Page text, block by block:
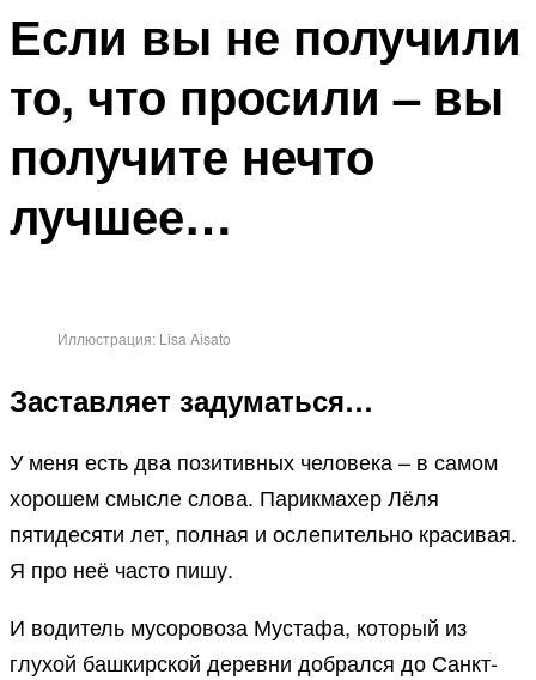
Если вы не получили
то, что просили – вы
получите нечто
лучшее…
Иллюстрация: Lisa Aisato
Заставляет задуматься…
У меня есть два позитивных человека – в самом
хорошем смысле слова. Парикмахер Лёля
пятидесяти лет, полная и ослепительно красивая.
Я про неё часто пишу.
И водитель мусоровоза Мустафа, который из
глухой башкирской деревни добрался до Санкт-